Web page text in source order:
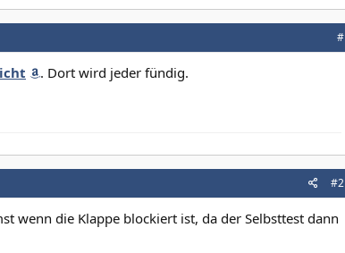
#
. Dort wird jeder fündig.
#2
wenn die Klappe blockiert ist, da der Selbsttest dann